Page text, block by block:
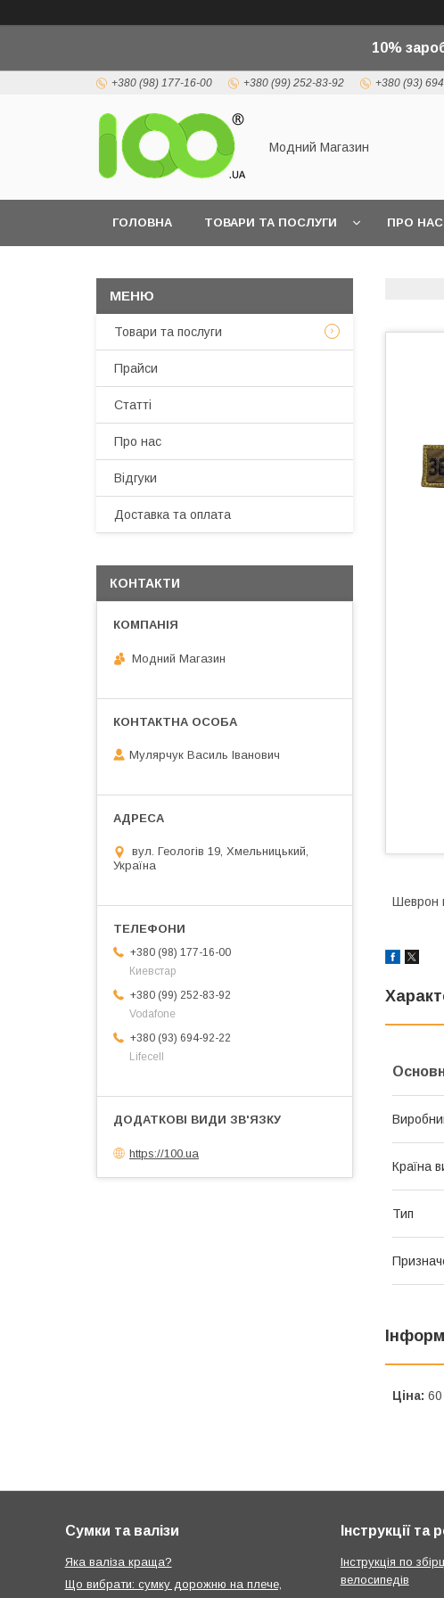
10%
+380 (98) 177-16-00 +380 (99) 252-83-92 +380 (93)
Модний Магазин
ГОЛОВНА ТОВАРИ ТА ПОСЛУГИ ПРО НАС
Шеврон
Країна
Тип
Ціна:
Товари та послуги
Прайси
Статті
Про нас
Відгуки
Доставка та оплата
КОНТАКТИ
Модний Магазин
Мулярчук Василь Іванович
вул. Геологів 19, Хмельницький,
Україна
+380 (98) 177-16-00
Киевстар
+380 (99) 252-83-92
Vodafone
+380 (93) 694-92-22
Lifecell
https://100.ua
Сумки та валізи
Яка валіза краща?
Що вибрати: сумку дорожню на плече,
Інструкції та
Інструкція по
велосипедів